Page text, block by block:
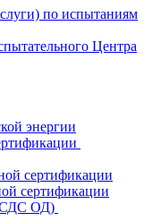
по испытаниям
Центра
энергии
сертификации
сертификации
(СДС ОД)